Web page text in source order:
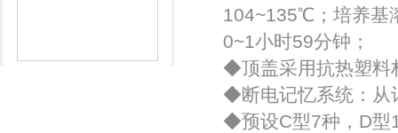
104~135℃；培养基
0~1小时59分钟；
◆顶盖采用抗热塑料
◆断电记忆系统：从
◆预设C型7种，D型